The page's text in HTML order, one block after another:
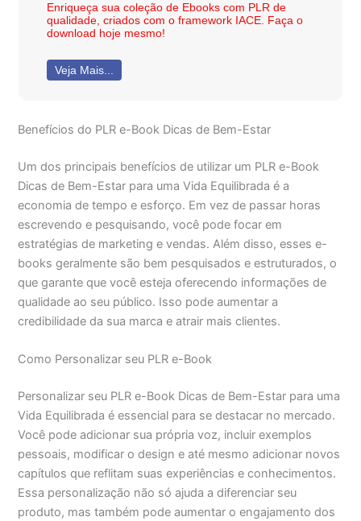
Enriqueça sua coleção de Ebooks com PLR de
qualidade, criados com o framework IACE. Faça o
download hoje mesmo!
Veja Mais...
Benefícios do PLR e-Book Dicas de Bem-Estar
Um dos principais benefícios de utilizar um PLR e-Book
Dicas de Bem-Estar para uma Vida Equilibrada é a
economia de tempo e esforço. Em vez de passar horas
escrevendo e pesquisando, você pode focar em
estratégias de marketing e vendas. Além disso, esses e-
books geralmente são bem pesquisados e estruturados, o
que garante que você esteja oferecendo informações de
qualidade ao seu público. Isso pode aumentar a
credibilidade da sua marca e atrair mais clientes.
Como Personalizar seu PLR e-Book
Personalizar seu PLR e-Book Dicas de Bem-Estar para uma
Vida Equilibrada é essencial para se destacar no mercado.
Você pode adicionar sua própria voz, incluir exemplos
pessoais, modificar o design e até mesmo adicionar novos
capítulos que reflitam suas experiências e conhecimentos.
Essa personalização não só ajuda a diferenciar seu
produto, mas também pode aumentar o engajamento dos